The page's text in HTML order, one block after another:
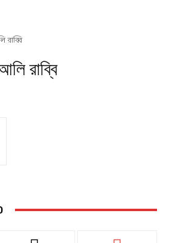
রাব্বি
রাব্বি